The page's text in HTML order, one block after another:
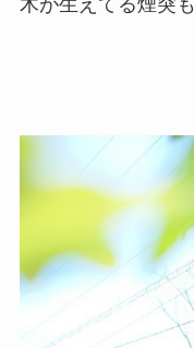
木が生えてる煙突も